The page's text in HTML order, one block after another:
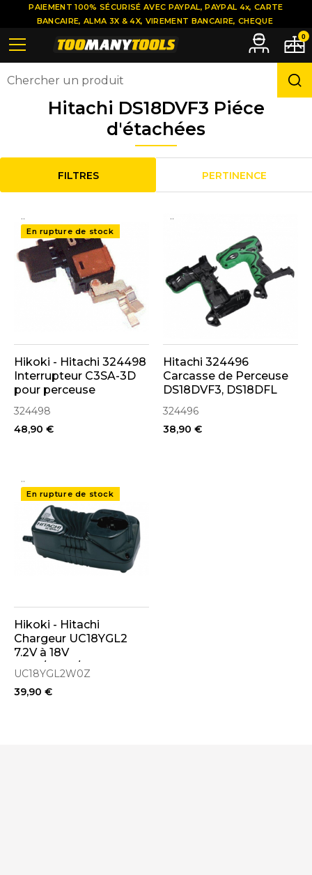
Hitachi DS18DVF3 Piéce
d'étachées
FILTRES PERTINENCE
..
En rupture de stock
Hikoki - Hitachi 324498
Interrupteur C3SA-3D
pour perceuse
DS18DFL, DS14DFL
324498
48,90 €
..
Hitachi 324496
Carcasse de Perceuse
DS18DVF3, DS18DFL
324496
38,90 €
..
En rupture de stock
Hikoki - Hitachi
Chargeur UC18YGL2
7.2V à 18V
NiCd/NiMh/Li-ion à
insert
UC18YGL2W0Z
39,90 €
PAIEMENT 100% SÉCURISÉ AVEC PAYPAL, PAYPAL 4x, CARTE
BANCAIRE, ALMA 3X & 4X, VIREMENT BANCAIRE, CHEQUE
0